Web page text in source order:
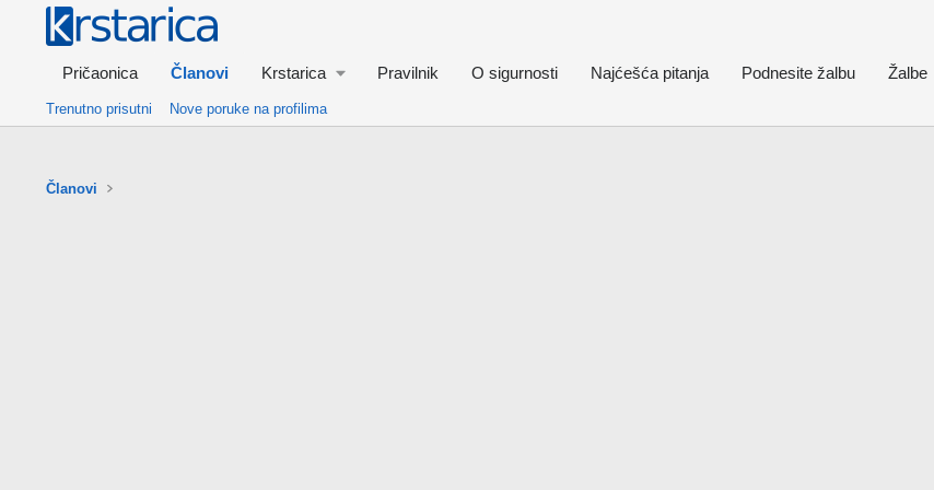
Pričaonica Članovi Krstarica Pravilnik O sigurnosti Najćešća pitanja Podnesite žalbu Žalbe
Trenutno prisutni Nove poruke na profilima
Članovi